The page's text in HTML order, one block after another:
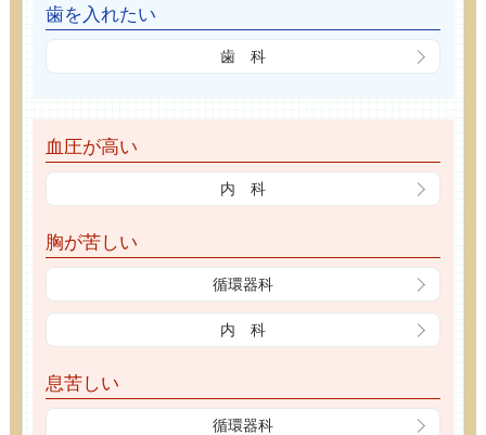
歯を入れたい
歯 科
血圧が高い
内 科
胸が苦しい
循環器科
内 科
息苦しい
循環器科